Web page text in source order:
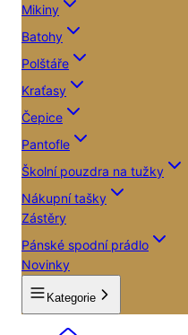
Mikiny
Batohy
Polštáře
Kraťasy
Čepice
Pantofle
Školní pouzdra na tužky
Nákupní tašky
Zástěry
Pánské spodní prádlo
Novinky
Kategorie